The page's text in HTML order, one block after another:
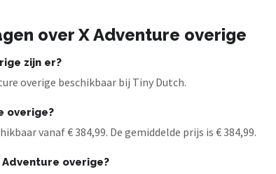
over X Adventure overige
zijn er?
overige beschikbaar bij Tiny Dutch.
overige?
vanaf € 384,99. De gemiddelde prijs is € 384,99.
overige?